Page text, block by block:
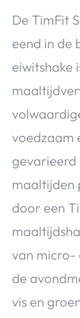
De TimFit
eend in de
eiwitshake
voedzaam
maaltijden
door een
van micro-
de
vis en